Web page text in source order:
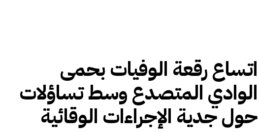
اتساع رقعة الوفيات بحمى
الوادي المتصدع وسط تساؤلات
حول جدية الإجراءات الوقائية